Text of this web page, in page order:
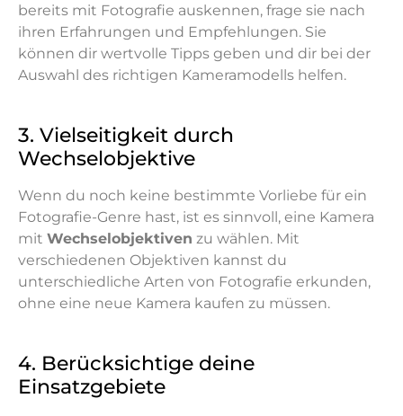
bereits mit Fotografie auskennen, frage sie nach
ihren Erfahrungen und Empfehlungen. Sie
können dir wertvolle Tipps geben und dir bei der
Auswahl des richtigen Kameramodells helfen.
3. Vielseitigkeit durch
Wechselobjektive
Wenn du noch keine bestimmte Vorliebe für ein
Fotografie-Genre hast, ist es sinnvoll, eine Kamera
mit Wechselobjektiven zu wählen. Mit
verschiedenen Objektiven kannst du
unterschiedliche Arten von Fotografie erkunden,
ohne eine neue Kamera kaufen zu müssen.
4. Berücksichtige deine
Einsatzgebiete